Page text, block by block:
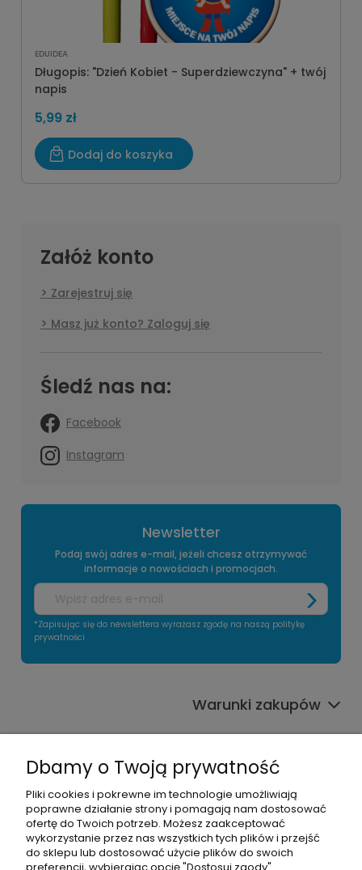
EDUIDEA
Długopis: "Dzień Kobiet - Superdziewczyna" + twój
napis
5,99 zł
Dodaj do koszyka
Załóż konto
Zarejestruj się
Masz już konto? Zaloguj się
Śledź nas na:
Facebook
Instagram
Newsletter
Podaj swój adres e-mail, jeżeli chcesz otrzymywać
informacje o nowościach i promocjach.
*Zapisując się do newslettera wyrażasz zgodę na naszą politykę
prywatności
Warunki zakupów
Informacje o sklepie
Moje konto
Pomoc
Dbamy o Twoją prywatność
Pliki cookies i pokrewne im technologie umożliwiają
poprawne działanie strony i pomagają nam dostosować
ofertę do Twoich potrzeb. Możesz zaakceptować
wykorzystanie przez nas wszystkich tych plików i przejść
do sklepu lub dostosować użycie plików do swoich